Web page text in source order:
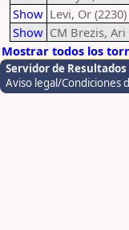
Show Levi, Or
Show CM Brezis,
Mostrar todos los
Servidor de
Aviso legal/Condiciones